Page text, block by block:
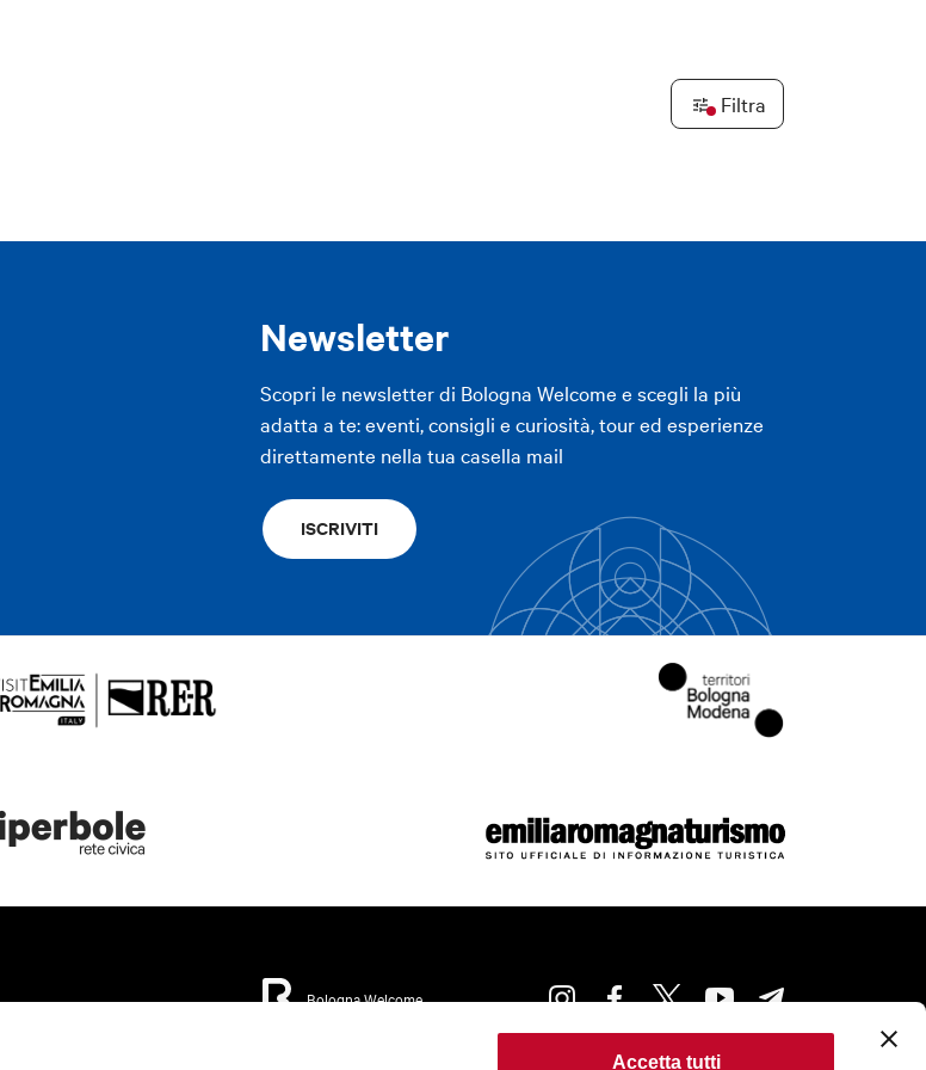
Accetta tutti
Filtra
contributors ©CARTO
Newsletter
Scopri le newsletter di Bologna Welcome e scegli la più
adatta a te: eventi, consigli e curiosità, tour ed esperienze
direttamente nella tua casella mail
ISCRIVITI
Bologna Welcome